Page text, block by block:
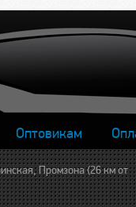
Оптовикам
Промзона (26 км от